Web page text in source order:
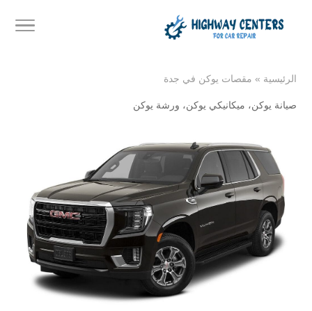
الرئيسية » مقصات يوكن في جدة
صيانة يوكن، ميكانيكي يوكن، ورشة يوكن